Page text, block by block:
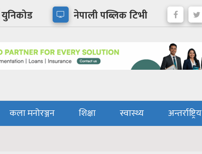
युनिकोड नेपाली पब्लिक टिभी
कला मनोरञ्जन शिक्षा स्वास्थ्य
अन्तर्राष्ट्रिय